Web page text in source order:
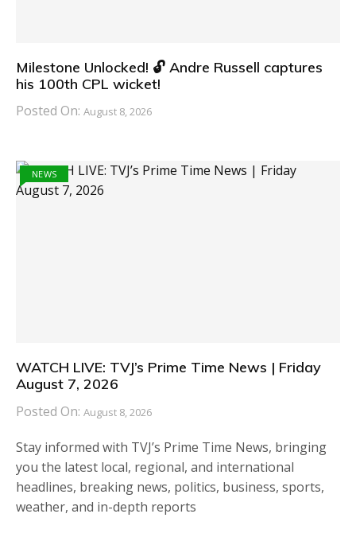
Milestone Unlocked! 🔓 Andre Russell captures
his 100th CPL wicket!
Posted On: August 8, 2026
NEWS
WATCH LIVE: TVJ’s Prime Time News | Friday
August 7, 2026
Posted On: August 8, 2026
Stay informed with TVJ’s Prime Time News, bringing
you the latest local, regional, and international
headlines, breaking news, politics, business, sports,
weather, and in-depth reports